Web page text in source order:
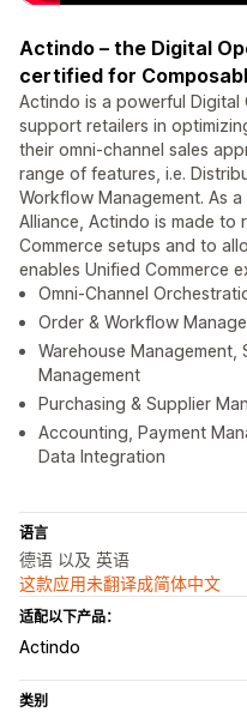
Actindo – the Digital
certified for
Actindo is a powerful Digital
support retailers in
their omni-channel sales
range of features, i.e.
Workflow Management. As
Alliance, Actindo is made to
Commerce setups and to
enables Unified Commerce
Omni-Channel
Order & Workflow
Warehouse Management,
Management
Purchasing & Supplier
Accounting, Payment
Data Integration
语言
德语 以及 英语
这款应用未翻译成简体中文
适配以下产品：
Actindo
类别